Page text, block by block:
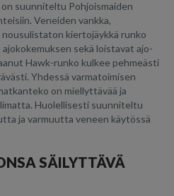
on suunniteltu Pohjoismaiden
Veneiden vankka,
kiertojäykkä runko
sekä loistavat ajo-
Hawk-runko kulkee pehmeästi
Yhdessä varmatoimisen
on miellyttävää ja
Huolellisesti suunniteltu
ja varmuutta veneen käytössä
SÄILYTTÄVÄ